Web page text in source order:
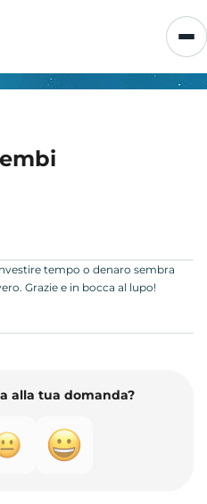
tempo o denaro sembra
Grazie e in bocca al lupo!
alla tua domanda?